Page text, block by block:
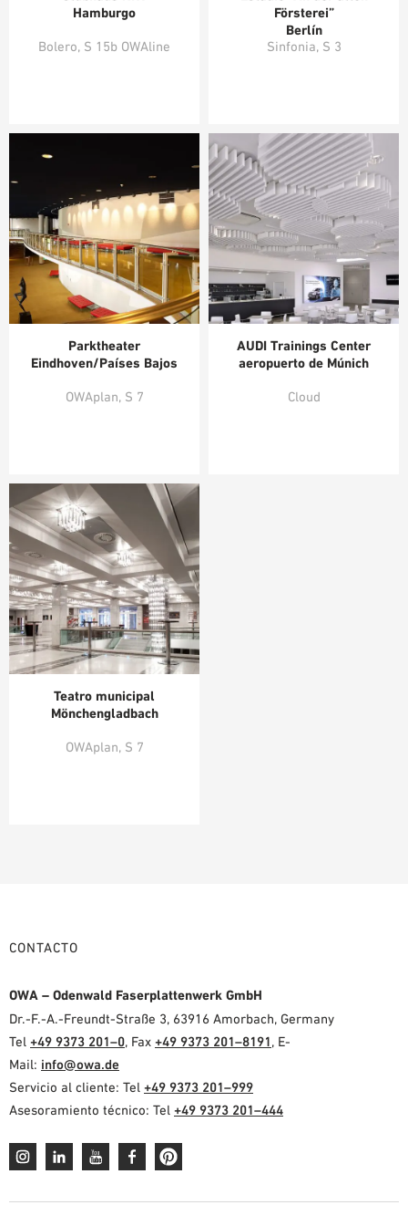
AYUDAS DE PLANIFICACIÓN
BIBLIOTECA BIM/REVIT
Hamburgo
Bolero, S 15b OWAline
Försterei”
Berlín
Sinfonia, S 3
Parktheater
Eindhoven/Países Bajos
OWAplan, S 7
AUDI Trainings Center
aeropuerto de Múnich
Cloud
Teatro municipal
Mönchengladbach
OWAplan, S 7
CONTACTO
OWA – Odenwald Faserplattenwerk GmbH
Dr.-F.-A.-Freundt-Straße 3, 63916 Amorbach, Germany
Tel +49 9373 201–0, Fax +49 9373 201–8191, E-
Mail: info@owa.de
Servicio al cliente: Tel +49 9373 201–999
Asesoramiento técnico: Tel +49 9373 201–444